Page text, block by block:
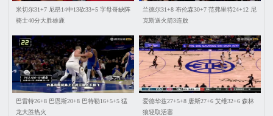
米切尔31+7 尼昂14中13砍33+5 字母哥缺阵
骑士40分大胜雄鹿
兰德尔31+8 布伦森30+7 范弗里特24+12 尼
克斯送火箭3连败
巴雷特26+8 巴恩斯20+8 巴特勒16+5+5 猛
龙大胜热火
爱德华兹27+5+8 唐斯27+6 艾维32+6 森林
狼轻取活塞